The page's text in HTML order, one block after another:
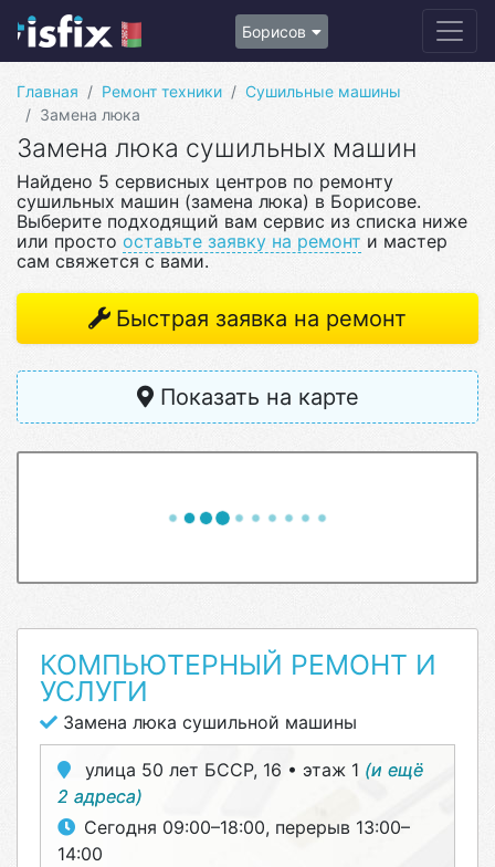
Борисов
Главная Ремонт техники
Сушильные машины
Замена люка
Замена люка сушильных машин
Найдено 5 сервисных центров по ремонту
сушильных машин (замена люка) в Борисове.
Выберите подходящий вам сервис из списка ниже
или просто оставьте заявку на ремонт и мастер
сам свяжется с вами.
Быстрая заявка на ремонт
Показать на карте
КОМПЬЮТЕРНЫЙ РЕМОНТ И
УСЛУГИ
Замена люка сушильной машины
улица 50 лет БССР, 16 • этаж 1 (и ещё
2 адреса)
Сегодня 09:00–18:00, перерыв 13:00–
14:00